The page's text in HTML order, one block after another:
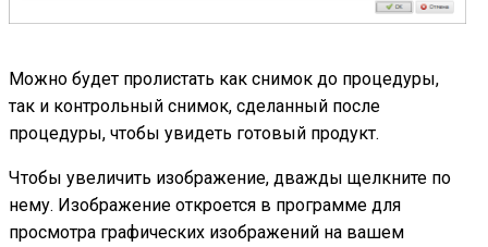
Можно будет пролистать как снимок до процедуры,
так и контрольный снимок, сделанный после
процедуры, чтобы увидеть готовый продукт.
Чтобы увеличить изображение, дважды щелкните по
нему. Изображение откроется в программе для
просмотра графических изображений на вашем